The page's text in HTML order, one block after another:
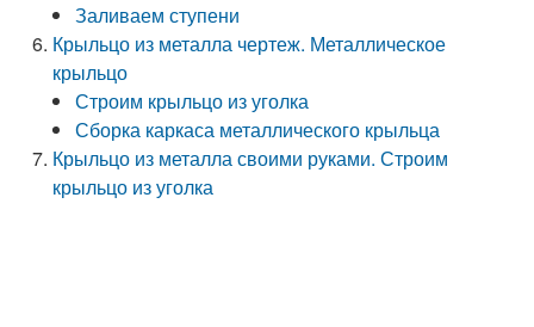
Заливаем ступени
Крыльцо из металла чертеж. Металлическое
крыльцо
Строим крыльцо из уголка
Сборка каркаса металлического крыльца
Крыльцо из металла своими руками. Строим
крыльцо из уголка